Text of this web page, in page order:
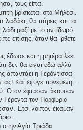
τους είπα.
βρίσκεται στο Μήλεσι.
λαδάκι, θα πάρεις και τα
μαζί με το αντίδωρό
επίσης, όταν θα ‘ρθετε
έδωσε και η μητέρα λέει
δεν θα είναι εδώ αλλά
απαντάει η Γερόντισσα
Και έφυγε πονεμένη..
Όταν έφτασαν άκουσαν
Γέροντα τον Πορφύριο
Έτσι λοιπόν έκαμαν
Αγία Τριάδα